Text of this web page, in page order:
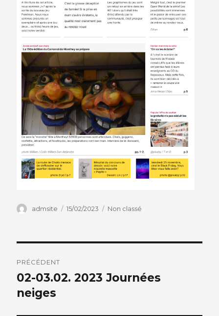
Auteur
admsite
Publié
15/02/2023 Catégories
Non classé
de
l’article
PRÉCÉDENT
Article
précédent :
02-03.02. 2023 Journées
neiges